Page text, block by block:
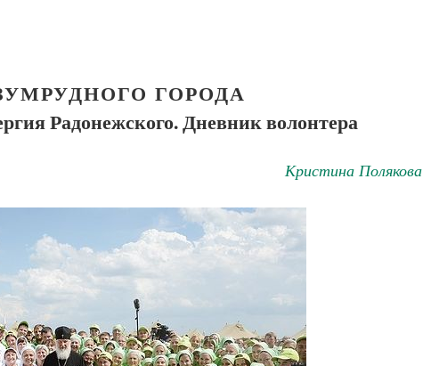
ГОРОДА
Радонежского. Дневник волонтера
Кристина Полякова